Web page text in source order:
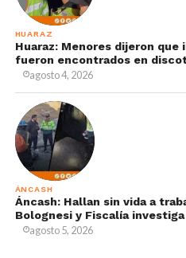
HUARAZ
Huaraz: Menores dijeron que
fueron encontrados en
agosto 4, 2026
ÁNCASH
Áncash: Hallan sin vida a
Bolognesi y Fiscalía
agosto 5, 2026